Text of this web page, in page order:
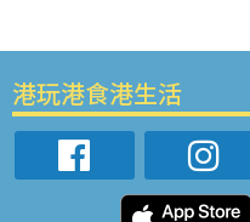
港玩港食港生活